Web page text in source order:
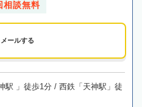
相談無料
メールする
駅 」徒歩1分 / 西鉄「天神駅」徒